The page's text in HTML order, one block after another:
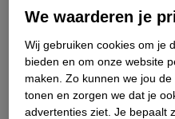
gevaarlijk?
maar zo’n massage valt niet
Na een massage kan je huid
aanvoelen. Dit komt doordat
huid wordt geduwd. Als je een
We waarderen je
Wij gebruiken cookies om je
bieden en om onze website
maken. Zo kunnen we jou
tonen en zorgen we dat je
advertenties ziet. Je bepaalt